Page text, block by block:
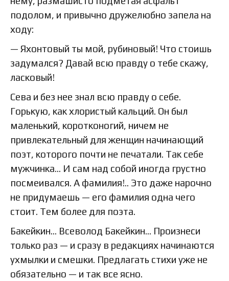
подолом, и привычно дружелюбно запела на
ходу:
— Яхонтовый ты мой, рубиновый! Что стоишь
задумался? Давай всю правду о тебе скажу,
ласковый!
Сева и без нее знал всю правду о себе.
Горькую, как хлористый кальций. Он был
маленький, коротконогий, ничем не
привлекательный для женщин начинающий
поэт, которого почти не печатали. Так себе
мужчинка… И сам над собой иногда грустно
посмеивался. А фамилия!.. Это даже нарочно
не придумаешь — его фамилия одна чего
стоит. Тем более для поэта.
Бакейкин… Всеволод Бакейкин… Произнеси
только раз — и сразу в редакциях начинаются
ухмылки и смешки. Предлагать стихи уже не
обязательно — и так все ясно.